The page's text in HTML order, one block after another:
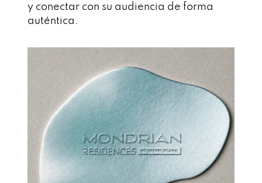
y conectar con su audiencia de forma
auténtica.